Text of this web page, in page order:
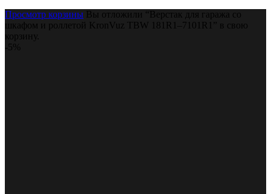
Просмотр корзины Вы отложили “Верстак для гаража со
шкафом и роллетой KronVuz TBW 181R1–7101R1” в свою
корзину.
-5%